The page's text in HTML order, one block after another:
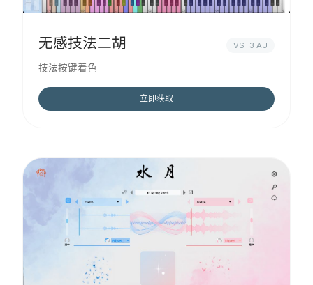
无感技法二胡 VST3 AU
技法按键着色
立即获取